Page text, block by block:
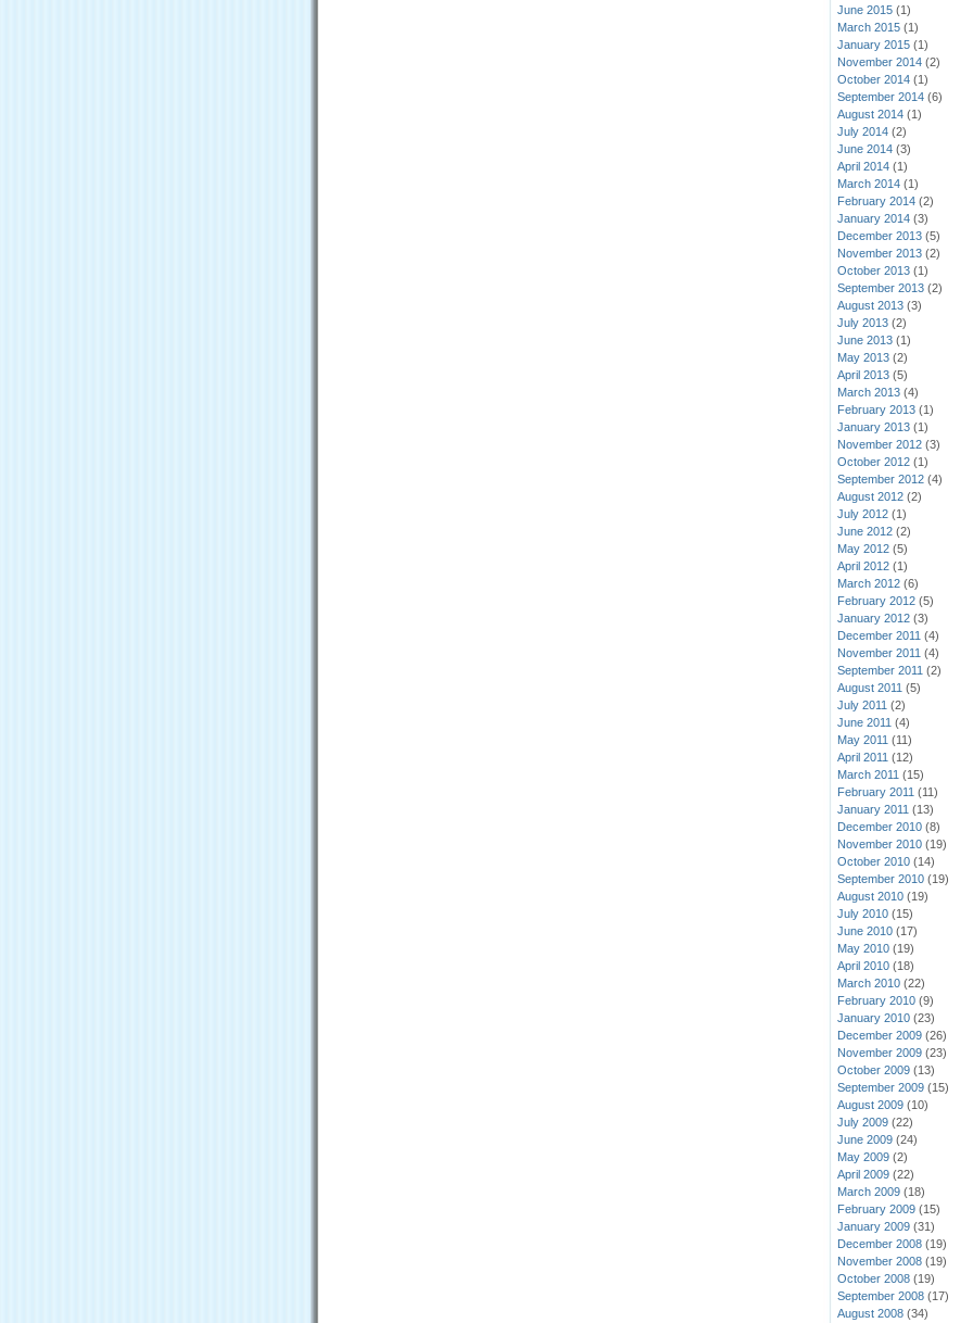
June 2015 (1)
March 2015 (1)
January 2015 (1)
November 2014 (2)
October 2014 (1)
September 2014 (6)
August 2014 (1)
July 2014 (2)
June 2014 (3)
April 2014 (1)
March 2014 (1)
February 2014 (2)
January 2014 (3)
December 2013 (5)
November 2013 (2)
October 2013 (1)
September 2013 (2)
August 2013 (3)
July 2013 (2)
June 2013 (1)
May 2013 (2)
April 2013 (5)
March 2013 (4)
February 2013 (1)
January 2013 (1)
November 2012 (3)
October 2012 (1)
September 2012 (4)
August 2012 (2)
July 2012 (1)
June 2012 (2)
May 2012 (5)
April 2012 (1)
March 2012 (6)
February 2012 (5)
January 2012 (3)
December 2011 (4)
November 2011 (4)
September 2011 (2)
August 2011 (5)
July 2011 (2)
June 2011 (4)
May 2011 (11)
April 2011 (12)
March 2011 (15)
February 2011 (11)
January 2011 (13)
December 2010 (8)
November 2010 (19)
October 2010 (14)
September 2010 (19)
August 2010 (19)
July 2010 (15)
June 2010 (17)
May 2010 (19)
April 2010 (18)
March 2010 (22)
February 2010 (9)
January 2010 (23)
December 2009 (26)
November 2009 (23)
October 2009 (13)
September 2009 (15)
August 2009 (10)
July 2009 (22)
June 2009 (24)
May 2009 (2)
April 2009 (22)
March 2009 (18)
February 2009 (15)
January 2009 (31)
December 2008 (19)
November 2008 (19)
October 2008 (19)
September 2008 (17)
August 2008 (34)